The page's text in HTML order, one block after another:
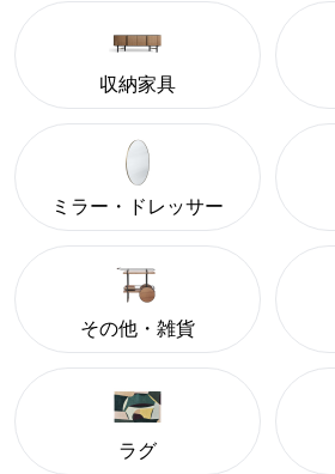
収納家具
ミラー・ドレッサー
その他・雑貨
ラグ